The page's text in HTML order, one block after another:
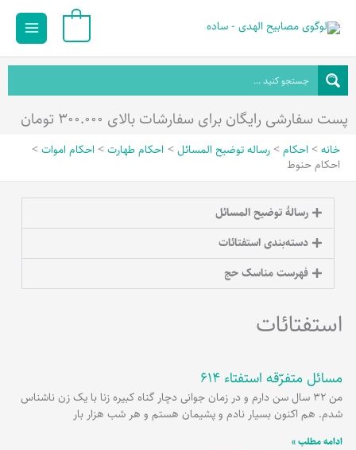
محتوا
Main
پست سفارشی رایگان برای سفارشات بالای ۳۰۰.۰۰۰ تومان
خانه احکام رساله توضیح المسائل احکام طهارت
احکام اموات
احکام حنوط
رسالۀ توضیح المسائل
دسته‌بندی استفتائات
فهرست مناسک حج
استفتائات
مسائل متفرّقه استفتاء 614
من 32 سال سن دارم و در زمان جوانی دچار گناه کبیره زنا با یک زن ناشناس
شدم. هم اکنون بسیار نادم و پشیمان هستم و هر شب هزار بار
ادامه مطلب »
برگهبرگهبرگهبرگه برگه